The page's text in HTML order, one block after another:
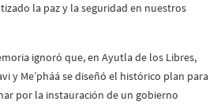
la paz y la seguridad en nuestros
ignoró que, en Ayutla de los Libres,
y Me’pháá se diseñó el histórico plan para
por la instauración de un gobierno